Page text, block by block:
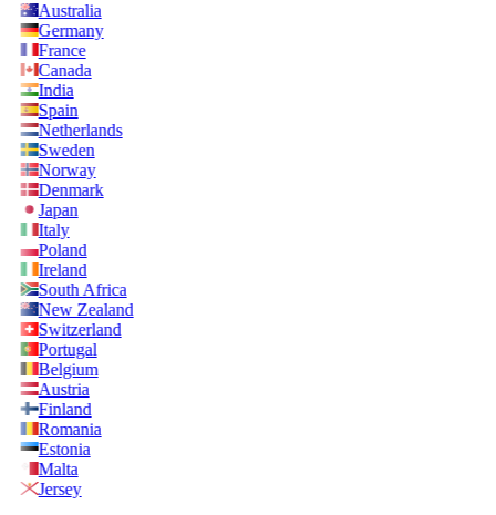
Australia
Germany
France
Canada
India
Spain
Netherlands
Sweden
Norway
Denmark
Japan
Italy
Poland
Ireland
South Africa
New Zealand
Switzerland
Portugal
Belgium
Austria
Finland
Romania
Estonia
Malta
Jersey